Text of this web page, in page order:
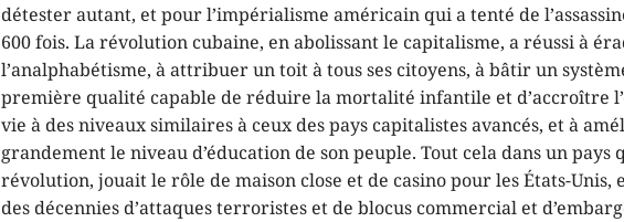
détester autant, et pour l’impérialisme américain qui a tenté de
600 fois. La révolution cubaine, en abolissant le capitalisme, a réussi à
l’analphabétisme, à attribuer un toit à tous ses citoyens, à bâtir un
première qualité capable de réduire la mortalité infantile et d’accroître
vie à des niveaux similaires à ceux des pays capitalistes avancés, et à
grandement le niveau d’éducation de son peuple. Tout cela dans un pays
révolution, jouait le rôle de maison close et de casino pour les États-Unis,
des décennies d’attaques terroristes et de blocus commercial et